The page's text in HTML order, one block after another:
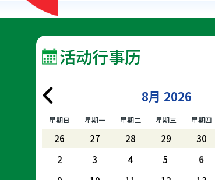
活动行事历
8月 2026
星期日 星期一 星期二 星期三 星期四
26 27 28 29 30
2
3 4 5 6